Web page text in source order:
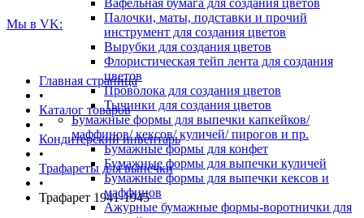
Вафельная бумага для создания цветов
Палочки, маты, подставки и прочий
инструмент для создания цветов
Вырубки для создания цветов
Флористическая тейп лента для создания
цветов
Проволока для создания цветов
Тычинки для создания цветов
Бумажные формы для выпечки капкейков/
маффинов/ кексов/ куличей/ пирогов и пр.
Бумажные формы для конфет
Бумажные формы для выпечки куличей
Бумажные формы для выпечки кексов и
маффинов
Ажурные бумажные формы-воротнички для
Мы в VK:
Главная страница
•
Каталог товаров
•
Кондитерский инвентарь
•
Трафареты для выпечки
•
Трафарет 1941-1945